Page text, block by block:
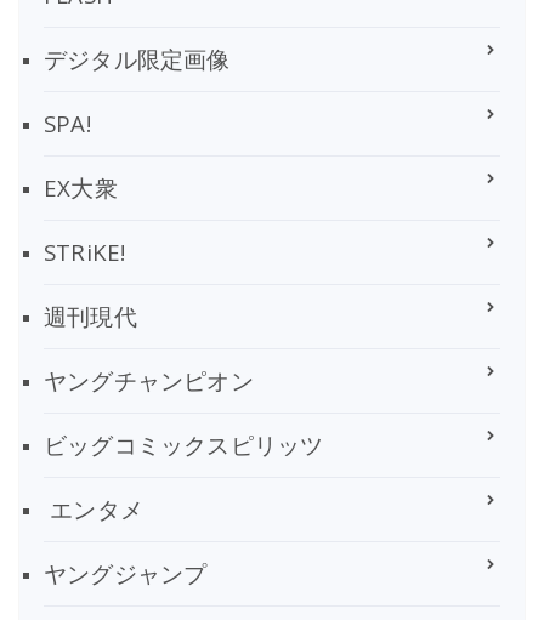
デジタル限定画像
SPA!
EX大衆
STRiKE!
週刊現代
ヤングチャンピオン
ビッグコミックスピリッツ
エンタメ
ヤングジャンプ